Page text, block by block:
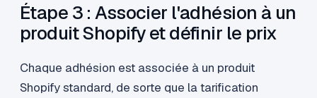
Étape 3 : Associer l'adhésion à un
produit Shopify et définir le prix
Chaque adhésion est associée à un produit
Shopify standard, de sorte que la tarification